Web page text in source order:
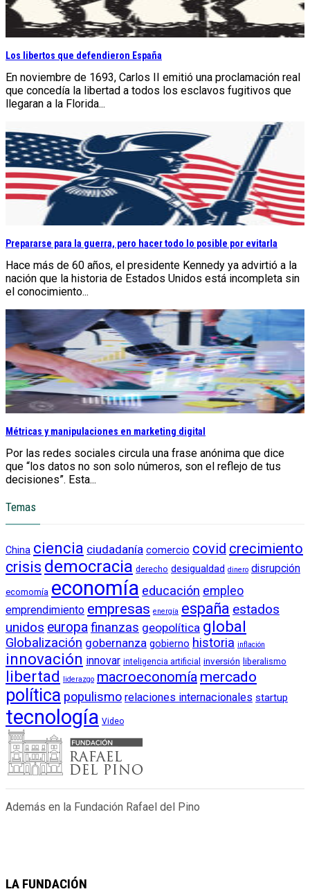
Los libertos que defendieron España
En noviembre de 1693, Carlos II emitió una proclamación real
que concedía la libertad a todos los esclavos fugitivos que
llegaran a la Florida...
Prepararse para la guerra, pero hacer todo lo posible por evitarla
Hace más de 60 años, el presidente Kennedy ya advirtió a la
nación que la historia de Estados Unidos está incompleta sin
el conocimiento...
Métricas y manipulaciones en marketing digital
Por las redes sociales circula una frase anónima que dice
que “los datos no son solo números, son el reflejo de tus
decisiones”. Esta...
Temas
China ciencia ciudadanía comercio covid crecimiento
crisis democracia derecho desigualdad dinero disrupción
ecomomía economía educación empleo
emprendimiento empresas energía españa estados
unidos europafinanzas geopolítica global
Globalización gobernanza gobierno historia inflación
innovación innovar inteligencia artificial inversión liberalismo
libertad liderazgo macroeconomía mercado
política populismo relaciones internacionales startup
tecnología Video
Además en la Fundación Rafael del Pino
LA FUNDACIÓN